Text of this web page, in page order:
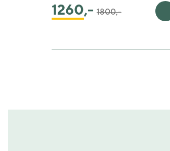
1260,- 1800,-